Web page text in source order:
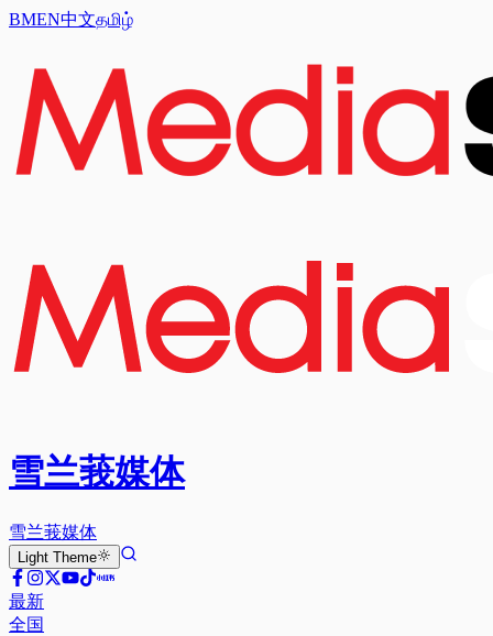
BMEN中文தமிழ்
雪兰莪媒体
雪兰莪媒体
Light Theme
最新
全国